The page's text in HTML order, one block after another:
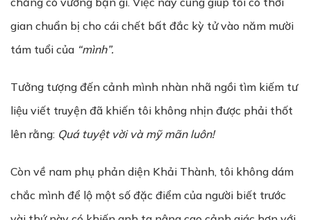
gian chuẩn bị cho cái chết bất đắc kỳ tử vào năm mười
tám tuổi của “mình”.
Tưởng tượng đến cảnh mình nhàn nhã ngồi tìm kiếm tư
liệu viết truyện đã khiến tôi không nhịn được phải thốt
lên rằng: Quá tuyệt vời và mỹmãn luôn!
Còn về nam phụ phản diện Khải Thành, tôi không dám
chắc mình để lộ một số đặc điểm của người biết trước